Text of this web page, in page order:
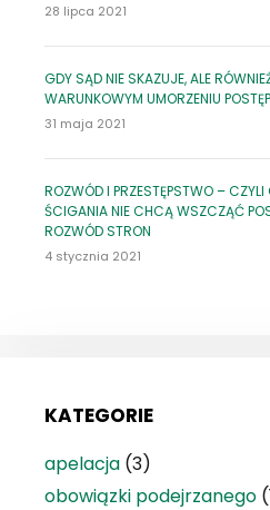
28 lipca 2021
GDY SĄD NIE SKAZUJE, ALE
WARUNKOWYM UMORZENIU
31 maja 2021
ROZWÓD I PRZESTĘPSTWO –
ŚCIGANIA NIE CHCĄ WSZCZĄĆ
ROZWÓD STRON
4 stycznia 2021
KATEGORIE
apelacja (3)
obowiązki podejrzanego